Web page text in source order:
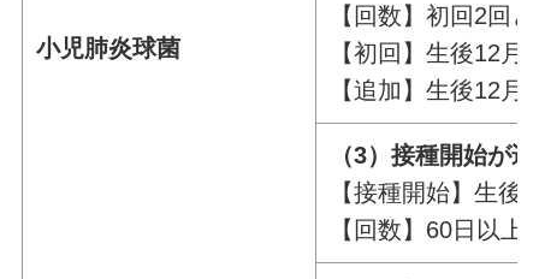
小児肺炎球菌
【回数】初回2回
【初回】生後12
【追加】生後12
（3）接種開始が
【接種開始】生
【回数】60日以